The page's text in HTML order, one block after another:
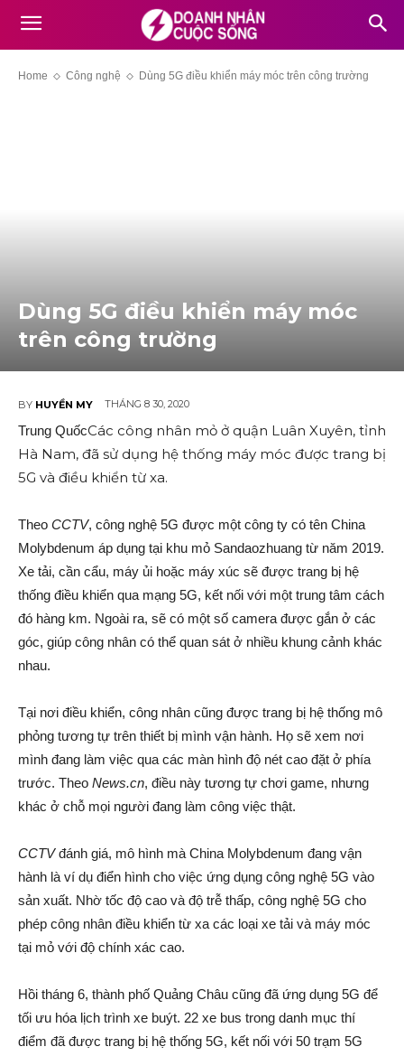
Home Công nghệ Dùng 5G điều khiển máy móc trên công trường
Dùng 5G điều khiển máy móc
trên công trường
BY HUYỀN MY THÁNG 8 30, 2020
Trung QuốcCác công nhân mỏ ở quận Luân Xuyên, tỉnh
Hà Nam, đã sử dụng hệ thống máy móc được trang bị
5G và điều khiển từ xa.
Theo CCTV, công nghệ 5G được một công ty có tên China
Molybdenum áp dụng tại khu mỏ Sandaozhuang từ năm 2019.
Xe tải, cần cẩu, máy ủi hoặc máy xúc sẽ được trang bị hệ
thống điều khiển qua mạng 5G, kết nối với một trung tâm cách
đó hàng km. Ngoài ra, sẽ có một số camera được gắn ở các
góc, giúp công nhân có thể quan sát ở nhiều khung cảnh khác
nhau.
Tại nơi điều khiển, công nhân cũng được trang bị hệ thống mô
phỏng tương tự trên thiết bị mình vận hành. Họ sẽ xem nơi
mình đang làm việc qua các màn hình độ nét cao đặt ở phía
trước. Theo News.cn, điều này tương tự chơi game, nhưng
khác ở chỗ mọi người đang làm công việc thật.
CCTVđánh giá, mô hình mà China Molybdenum đang vận
hành là ví dụ điển hình cho việc ứng dụng công nghệ 5G vào
sản xuất. Nhờ tốc độ cao và độ trễ thấp, công nghệ 5G cho
phép công nhân điều khiển từ xa các loại xe tải và máy móc
tại mỏ với độ chính xác cao.
Hồi tháng 6, thành phố Quảng Châu cũng đã ứng dụng 5G để
tối ưu hóa lịch trình xe buýt. 22 xe bus trong danh mục thí
điểm đã được trang bị hệ thống 5G, kết nối với 50 trạm 5G